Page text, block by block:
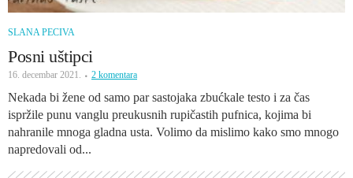
SLANA PECIVA
Posni uštipci
16. decembar 2021. 2 komentara
Nekada bi žene od samo par sastojaka zbućkale testo i za čas
ispržile punu vanglu preukusnih rupičastih pufnica, kojima bi
nahranile mnoga gladna usta. Volimo da mislimo kako smo mnogo
napredovali od...